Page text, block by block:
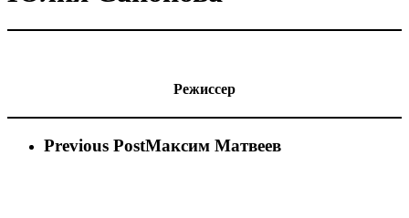
Режиссер
Previous PostМаксим Матвеев